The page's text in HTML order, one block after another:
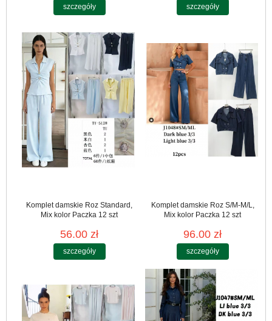
szczegóły szczegóły
Komplet damskie Roz Standard,
Mix kolor Paczka 12 szt
56.00 zł
szczegóły
Komplet damskie Roz S/M-M/L,
Mix kolor Paczka 12 szt
96.00 zł
szczegóły